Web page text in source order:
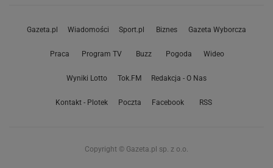
Gazeta.pl Wiadomości Sport.pl Biznes Gazeta Wyborcza
Praca Program TV Buzz Pogoda Wideo
Wyniki Lotto Tok.FM Redakcja - O Nas
Kontakt - Plotek Poczta Facebook RSS
Copyright © Gazeta.pl sp. z o.o.